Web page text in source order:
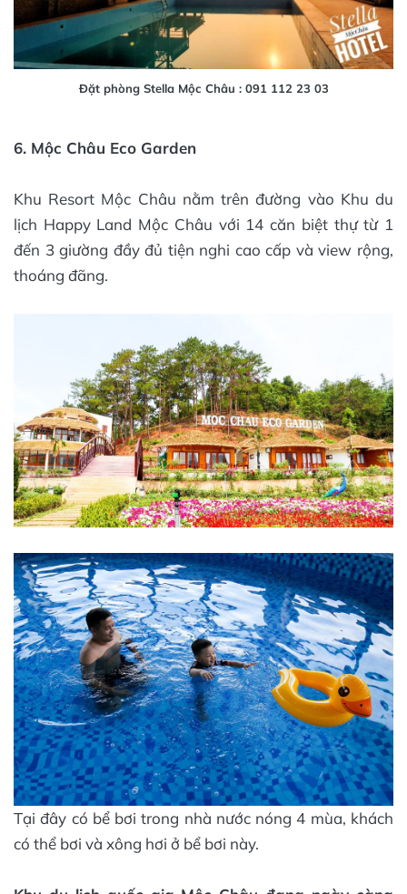
Đặt phòng Stella Mộc Châu : 091 112 23 03
6. Mộc Châu Eco Garden
Khu Resort Mộc Châu nằm trên đường vào Khu du
lịch Happy Land Mộc Châu với 14 căn biệt thự từ 1
đến 3 giường đầy đủ tiện nghi cao cấp và view rộng,
thoáng đãng.
Tại đây có bể bơi trong nhà nước nóng 4 mùa, khách
có thể bơi và xông hơi ở bể bơi này.